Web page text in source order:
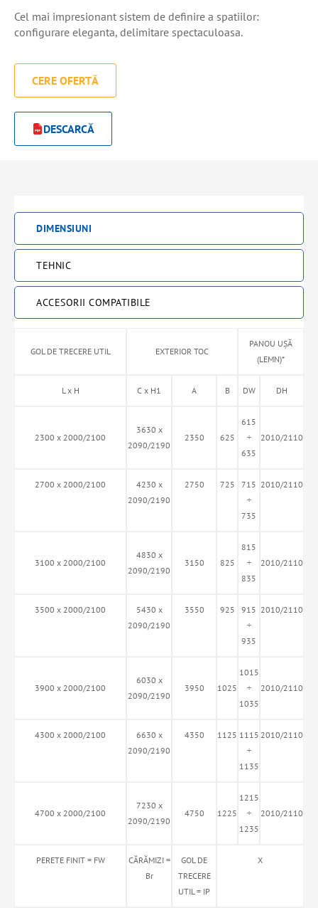
Cel mai impresionant sistem de definire a spatiilor:
configurare eleganta, delimitare spectaculoasa.
CERE OFERTĂ
DESCARCĂ
DIMENSIUNI
TEHNIC
ACCESORII COMPATIBILE
GOL DE TRECERE UTIL EXTERIOR TOC
PANOU UŞĂ
(LEMN)*
L x H C x H1 A B DW DH
2300 x 2000/2100
3630 x
2090/2190
2350 625
615
÷
635
2010/2110
2700 x 2000/2100
4230 x
2090/2190
2750 725
715
÷
735
2010/2110
3100 x 2000/2100
4830 x
2090/2190
3150 825
815
÷
835
2010/2110
3500 x 2000/2100
5430 x
2090/2190
3550 925
915
÷
935
2010/2110
3900 x 2000/2100
6030 x
2090/2190
3950 1025
1015
÷
1035
2010/2110
4300 x 2000/2100
6630 x
2090/2190
4350 1125 1115
÷
1135
2010/2110
4700 x 2000/2100
7230 x
2090/2190
4750 1225
1215
÷
1235
2010/2110
PERETE FINIT = FW
CĂRĂMIZI =
Br
GOL DE
TRECERE
UTIL = IP
X